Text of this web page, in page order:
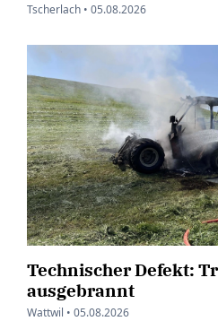
Tscherlach • 05.08.2026
Technischer Defekt:
ausgebrannt
Wattwil • 05.08.2026